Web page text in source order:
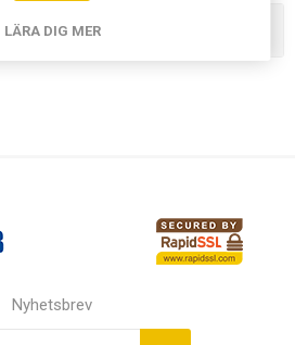
Nyhetsbrev
LÄRA DIG MER